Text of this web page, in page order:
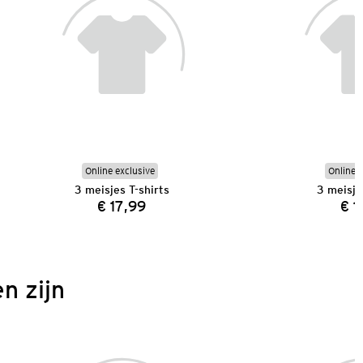
Online exclusive
3 meisjes T-shirts
Prijs:
€ 17,99
Online
3
€
zijn